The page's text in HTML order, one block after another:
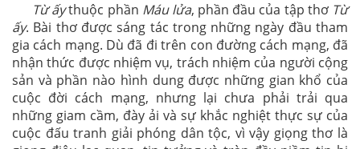
Từ ấythuộc phần Máu lửa, phần đầu của tập thơ Từ
ấy. Bài thơ được sáng tác trong những ngày đầu tham
gia cách mạng. Dù đã đi trên con đường cách mạng, đã
nhận thức được nhiệm vụ, trách nhiệm của người cộng
sản và phần nào hình dung được những gian khổ của
cuộc đời cách mạng, nhưng lại chưa phải trải qua
những giam cầm, đày ải và sự khắc nghiệt thực sự của
cuộc đấu tranh giải phóng dân tộc, vì vậy giọng thơ là